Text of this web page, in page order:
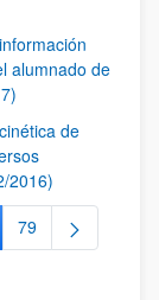
alumnado de
de
2016)
para desplazarse.
intermedias
Página
79